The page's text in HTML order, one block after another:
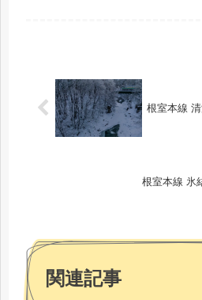
根室本線
根室本線 氷
関連記事